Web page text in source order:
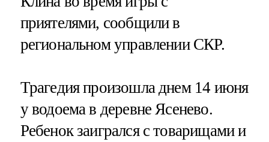
приятелями, сообщили в
региональном управлении СКР.
Трагедия произошла днем 14 июня
у водоема в деревне Ясенево.
Ребенок заигрался с товарищами и